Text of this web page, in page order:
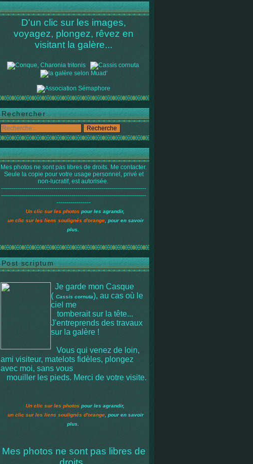
D'un clic sur les images,
voyagez, plongez, rêvez en
visitant la galère...
Rechercher
Mes photos ne sont pas libres de droits. Me contacter.
Seule la copie pour votre usage personnel, privé et
non-lucratif, est autorisée.
------------------------------------------------------------------------
------------------------------------------------------------------------
-----------------
Un clic sur les photos pour les agrandir,
un clic sur les liens soulignés d'orange , pour en savoir
plus.
Post scriptum
Je garde mon Casque
( Cassis cornuta), au cas où le
ciel me
tomberait sur la tête...
J'entreprends des travaux
sur la galère !
Vous qui venez de loin,
ami visiteur, matelots fidèles, plongez
avec moi, sans vous
mouiller les pieds. Merci de votre visite.
Un clic sur les photos pour les agrandir,
un clic sur les liens soulignés d'orange , pour en savoir
plus.
Mes photos ne sont pas libres de